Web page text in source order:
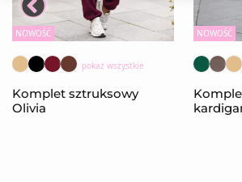
NOWOŚĆ
pokaż wszystkie
Komplet sztruksowy
Olivia
NOWOŚĆ